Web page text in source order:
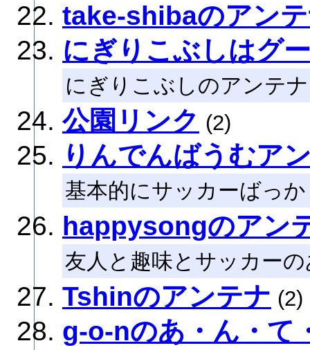
take-shibaのアン
にぎりこぶしはグ
にぎりこぶしのアンテ
公園リンク (2)
りんでんばうむア
基本的にサッカーばっ
happysongのアン
友人と趣味とサッカー
Tshinのアンテナ (2)
g-o-nのあ・ん・て